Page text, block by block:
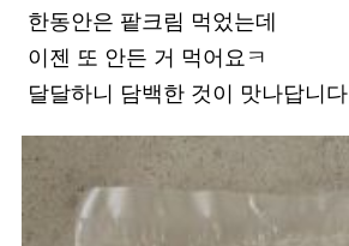
한동안은 팥크림 먹었는데
이젠 또 안든 거 먹어요ㅋ
달달하니 담백한 것이 맛나답니다